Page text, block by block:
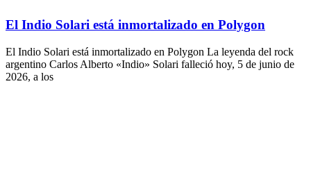
El Indio Solari está inmortalizado en Polygon
El Indio Solari está inmortalizado en Polygon La leyenda del rock
argentino Carlos Alberto «Indio» Solari falleció hoy, 5 de junio de
2026, a los